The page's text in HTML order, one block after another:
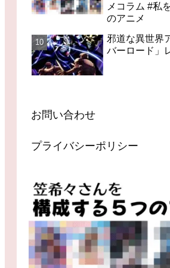
メコラム #私
のアニメ
邪道な異世界
バーロード」
お問い合わせ
プライバシーポリシー